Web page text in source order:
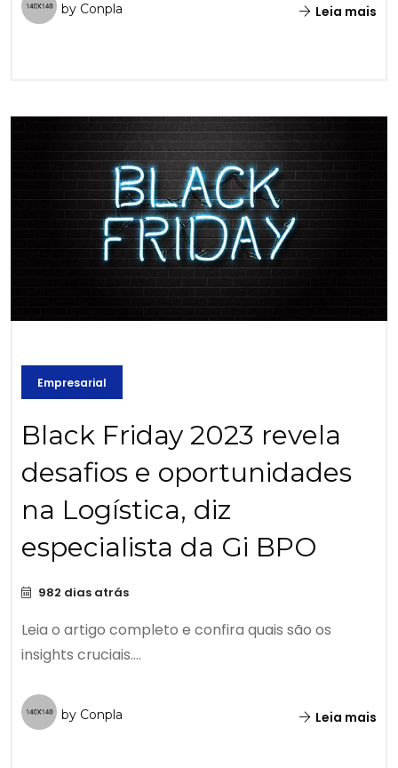
by Conpla Leia mais
Empresarial
Black Friday 2023 revela
desafios e oportunidades
na Logística, diz
especialista da Gi BPO
982 dias atrás
Leia o artigo completo e confira quais são os
insights cruciais....
by Conpla Leia mais